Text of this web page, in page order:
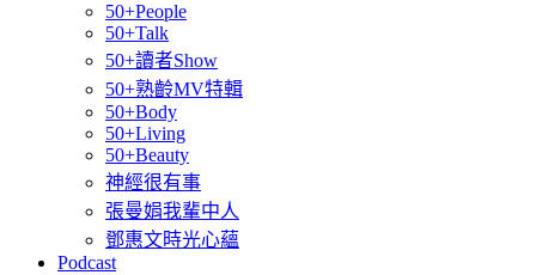
50+People
50+Talk
50+讀者Show
50+熟齡MV特輯
50+Body
50+Living
50+Beauty
神經很有事
張曼娟我輩中人
鄧惠文時光心蘊
Podcast